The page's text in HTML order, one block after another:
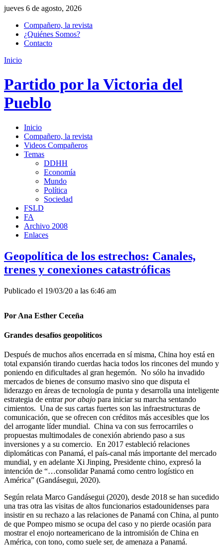
jueves 6 de agosto, 2026
Compañero, la revista
¿Quiénes Somos?
Contacto
Inicio
Partido por la Victoria del
Pueblo
Inicio
Compañero, la revista
Videos Compañeros
Temas
DDHH
Economía
Mundo
Política
Sociedad
FSLD
FA
Archivo 2008
Enlaces
Geopolítica de los estrechos: Canales,
trenes y conexiones catastróficas
Publicado el 19/03/20 a las 6:46 am
Por Ana Esther Ceceña
Grandes desafíos geopolíticos
Después de muchos años encerrada en sí misma, China hoy está en
total expansión tirando cuerdas hacia todos los rincones del mundo y
poniendo en dificultades al gran hegemón. No sólo ha invadido
mercados de bienes de consumo masivo sino que disputa el
liderazgo en áreas de tecnología de punta y desarrolla una inteligente
estrategia de entrarpor abajo para iniciar su marcha sentando
cimientos. Una de sus cartas fuertes son las infraestructuras de
comunicación, que se ofrecen con créditos más accesibles que los
del arrogante líder mundial. China va con sus ferrocarriles o
propuestas multimodales de conexión abriendo paso a sus
inversiones y a su comercio. En 2017 estableció relaciones
diplomáticas con Panamá, el país-canal más importante del mercado
mundial, y en adelante Xi Jinping, Presidente chino, expresó la
intención de “…consolidar Panamá como centro logístico en
América” (Gandásegui, 2020).
Según relata Marco Gandásegui (2020), desde 2018 se han sucedido
una tras otra las visitas de altos funcionarios estadounidenses para
insistir en su rechazo a las relaciones de Panamá con China, al punto
de que Pompeo mismo se ocupa del caso y no pierde ocasión para
mostrar el enojo norteamericano de la intromisión de China en
América, con tono, como suele ser, de amenaza a Panamá.